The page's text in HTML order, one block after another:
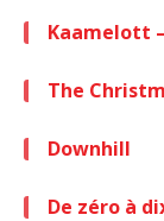
Kaamelott
The
Downhill
De zéro à